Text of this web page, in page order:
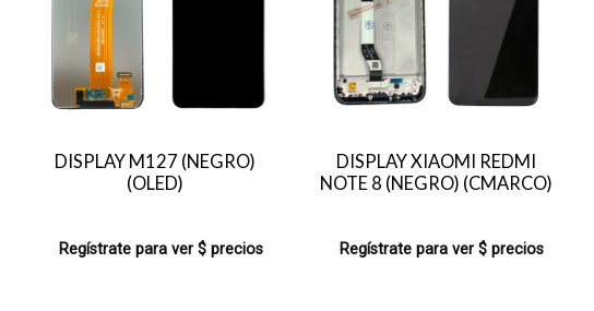
DISPLAY M127 (NEGRO)
(OLED)
Regístrate para ver $ precios
DISPLAY XIAOMI REDMI
NOTE 8 (NEGRO) (CMARCO)
Regístrate para ver $ precios